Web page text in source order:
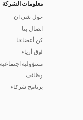
معلومات الشركة
حول شي ان
اتصال بنا
كن أعضاءنا
لوق أزياء
مسؤولية اجتماعية
وظائف
برنامج شركاء